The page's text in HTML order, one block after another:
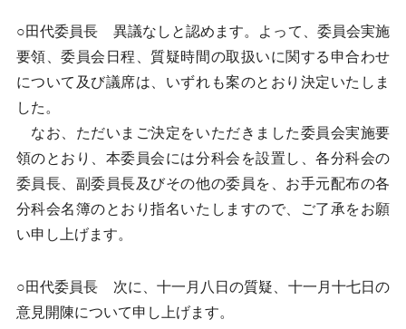
○田代委員長 異議なしと認めます。よって、委員会実施
要領、委員会日程、質疑時間の取扱いに関する申合わせ
について及び議席は、いずれも案のとおり決定いたしま
した。
なお、ただいまご決定をいただきました委員会実施要
領のとおり、本委員会には分科会を設置し、各分科会の
委員長、副委員長及びその他の委員を、お手元配布の各
分科会名簿のとおり指名いたしますので、ご了承をお願
い申し上げます。
○田代委員長 次に、十一月八日の質疑、十一月十七日の
意見開陳について申し上げます。